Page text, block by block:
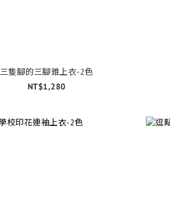
三隻腳的三腳錐上衣-2色
NT$1,280